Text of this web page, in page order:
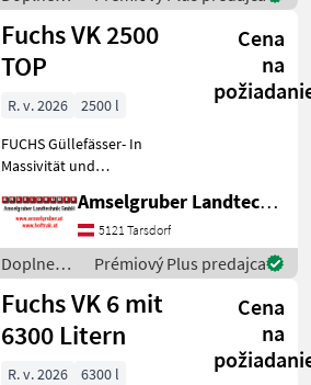
führenden TOP Hersteller!)
Sei
živin a
polievanie
/ Fuchs
Fuchs VK 2500
TOP
Cena
na
R. v. 2026
2500 l
FUCHS Güllefässer- In
Massivität und
(Stärkste Materialstärken +
Beste Materialen und Beste
Komponenten der
führenden TOP Hersteller!)
Sei
Amselgruber Landtechnik GmbH
5121 Tarsdorf
Doplnenie
živin a
polievanie
/ Fuchs
Prémiový Plus predajca
Fuchs VK 6 mit
6300 Litern
Cena
na
R. v. 2026
6300 l